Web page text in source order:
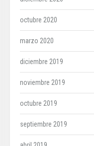
octubre 2020
marzo 2020
diciembre 2019
noviembre 2019
octubre 2019
septiembre 2019